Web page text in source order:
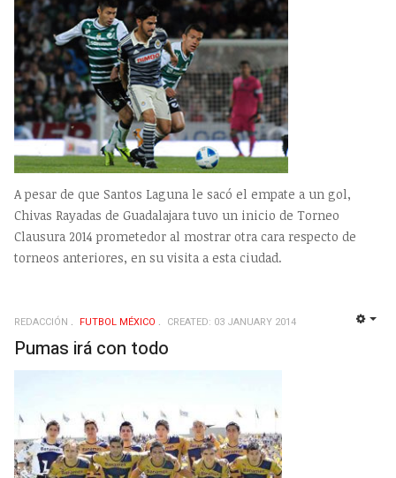
A pesar de que Santos Laguna le sacó el empate a un gol,
Chivas Rayadas de Guadalajara tuvo un inicio de Torneo
Clausura 2014 prometedor al mostrar otra cara respecto de
torneos anteriores, en su visita a esta ciudad.
REDACCIÓN FUTBOL MÉXICO CREATED: 03 JANUARY 2014
Pumas irá con todo